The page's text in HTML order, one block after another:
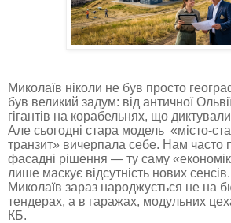
Миколаїв ніколи не був просто
був великий задум: від античної
гігантів на корабельнях, що
Але сьогодні стара модель «місто-
транзит» вичерпала себе. Нам часто
фасадні рішення — ту саму
лише маскує відсутність нових
Миколаїв зараз народжується не на
тендерах, а в гаражах, модульних
КБ.